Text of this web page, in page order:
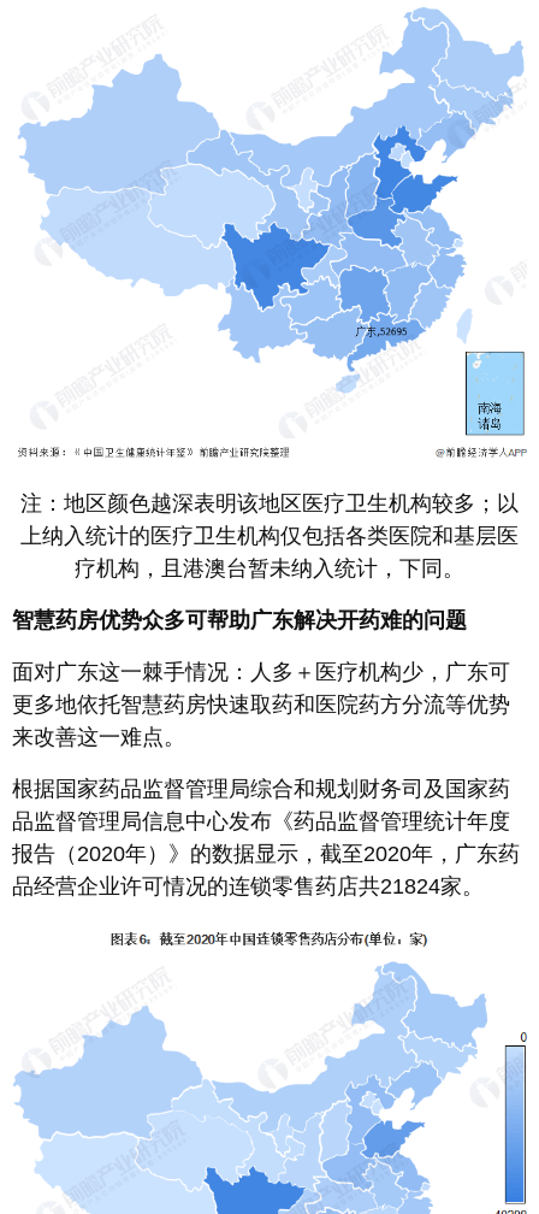
注：地区颜色越深表明该地区医疗卫生机构较多；以
上纳入统计的医疗卫生机构仅包括各类医院和基层医
疗机构，且港澳台暂未纳入统计，下同。
智慧药房优势众多可帮助广东解决开药难的问题
面对广东这一棘手情况：人多＋医疗机构少，广东可
更多地依托智慧药房快速取药和医院药方分流等优势
来改善这一难点。
根据国家药品监督管理局综合和规划财务司及国家药
品监督管理局信息中心发布《药品监督管理统计年度
报告（2020年）》的数据显示，截至2020年，广东药
品经营企业许可情况的连锁零售药店共21824家。